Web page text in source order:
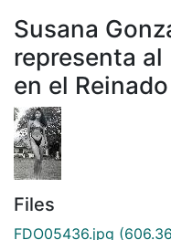
Susana
representa al
en el
Files
FDO05436.jpg